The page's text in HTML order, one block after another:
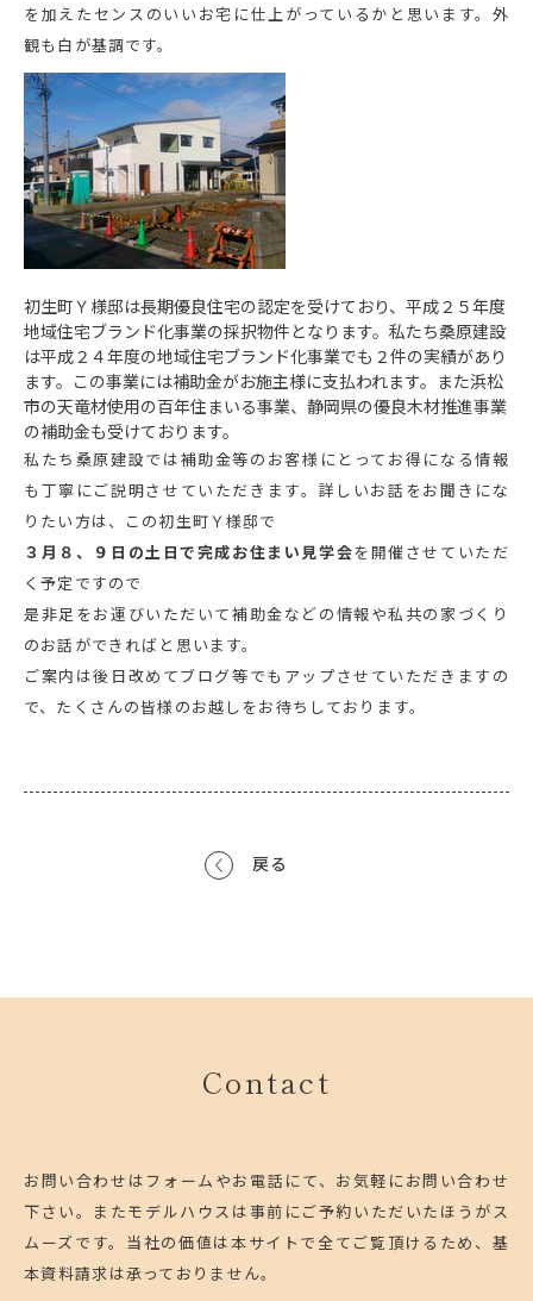
を加えたセンスのいいお宅に仕上がっているかと思います。外
観も白が基調です。
初生町Ｙ様邸は長期優良住宅の認定を受けており、平成２５年度
地域住宅ブランド化事業の採択物件となります。私たち桑原建設
は平成２４年度の地域住宅ブランド化事業でも２件の実績があり
ます。この事業には補助金がお施主様に支払われます。また浜松
市の天竜材使用の百年住まいる事業、静岡県の優良木材推進事業
の補助金も受けております。
私たち桑原建設では補助金等のお客様にとってお得になる情報
も丁寧にご説明させていただきます。詳しいお話をお聞きにな
りたい方は、この初生町Ｙ様邸で
３月８、９日の土日で完成お住まい見学会を開催させていただ
く予定ですので
是非足をお運びいただいて補助金などの情報や私共の家づくり
のお話ができればと思います。
ご案内は後日改めてブログ等でもアップさせていただきますの
で、たくさんの皆様のお越しをお待ちしております。
戻る
Contact
お問い合わせはフォームやお電話にて、お気軽にお問い合わせ
下さい。 またモデルハウスは事前にご予約いただいたほうがス
ムーズです。 当社の価値は本サイトで全てご覧頂けるため、基
本資料請求は承っておりません。